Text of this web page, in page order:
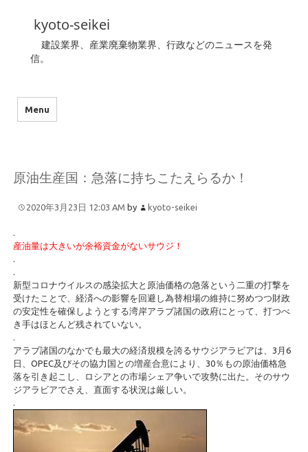
kyoto-seikei
建設業界、産業廃棄物業界、行政などのニュースを発
信。
Menu
原油生産国：急落に持ちこたえらるか！
2020年3月23日 12:03 AM by kyoto-seikei
.
産油量は大きいが余裕資金がないサウジ！
.
.
新型コロナウイルスの感染拡大と原油価格の急落という二重の打撃を
受けたことで、経済への影響を回避し為替相場の維持に努めつつ財政
の安定性を確保しようとする湾岸アラブ諸国の政府にとって、打つべ
き手はほとんど残されていない。
.
アラブ諸国のなかでも最大の経済規模を誇るサウジアラビアは、3月6
日、OPEC及びその協力国との増産合意により、30％もの原油価格急
落を引き起こし、ロシアとの市場シェア争いで攻勢に出た。そのサウ
ジアラビアでさえ、直面する状況は厳しい。
.